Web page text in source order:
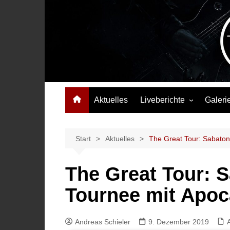
Das Musikmagazin, das Wellen schlägt. Konzerte,
Aktuelles Liveberichte
Festivalberichte
Highlights
Start Aktuelles The Great Tour:
The Great Tour:
Tournee mit
Andreas Schieler 9. Dezember 2019